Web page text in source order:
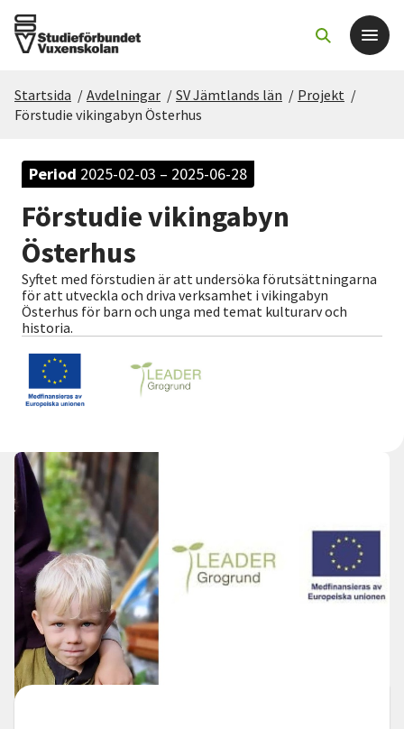
Det här gör vi
För dig som
Sök kurser och evenemang
Om SV
Starta studiecirkel
Cirkelledare
Avdelningar
Lyssna
Startsida / Avdelningar / SV Jämtlands län / Projekt /
Förstudie vikingabyn Österhus
Period 2025-02-03 – 2025-06-28
Förstudie vikingabyn
Österhus
Syftet med förstudien är att undersöka förutsättningarna
för att utveckla och driva verksamhet i vikingabyn
Österhus för barn och unga med temat kulturarv och
historia.